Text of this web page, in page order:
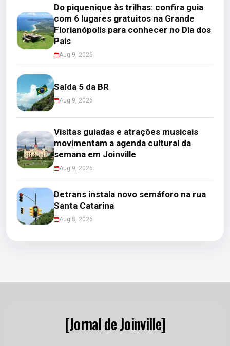
Do piquenique às trilhas: confira guia
com 6 lugares gratuitos na Grande
Florianópolis para conhecer no Dia dos
Pais
Aug 9, 2026
Saída 5 da BR
Aug 9, 2026
Visitas guiadas e atrações musicais
movimentam a agenda cultural da
semana em Joinville
Aug 9, 2026
Detrans instala novo semáforo na rua
Santa Catarina
Aug 8, 2026
[Jornal de Joinville]